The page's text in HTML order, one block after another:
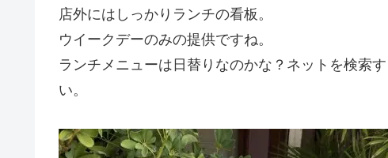
店外にはしっかりランチの看板。
ウイークデーのみの提供ですね。
ランチメニューは日替りなのかな？ネットを検索
い。